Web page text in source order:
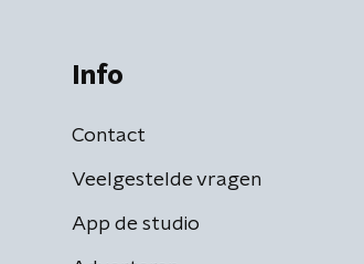
Info
Contact
Veelgestelde vragen
App de studio